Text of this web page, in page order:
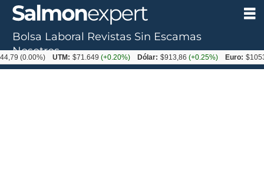
Bolsa Laboral Revistas Sin Escamas
Nosotros
UTM: $71.649(+0.20%) Dólar: $913,86(+0.25%) Euro: $1053,08(-